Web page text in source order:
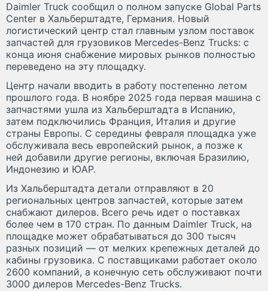
Daimler Truck сообщил о полном запуске Global Parts
Center в Хальберштадте, Германия. Новый
логистический центр стал главным узлом поставок
запчастей для грузовиков Mercedes-Benz Trucks: с
конца июня снабжение мировых рынков полностью
переведено на эту площадку.
Центр начали вводить в работу постепенно летом
прошлого года. В ноябре 2025 года первая машина с
запчастями ушла из Хальберштадта в Испанию,
затем подключились Франция, Италия и другие
страны Европы. С середины февраля площадка уже
обслуживала весь европейский рынок, а позже к
ней добавили другие регионы, включая Бразилию,
Индонезию и ЮАР.
Из Хальберштадта детали отправляют в 20
региональных центров запчастей, которые затем
снабжают дилеров. Всего речь идет о поставках
более чем в 170 стран. По данным Daimler Truck, на
площадке может обрабатываться до 300 тысяч
разных позиций — от мелких крепежных деталей до
кабины грузовика. С поставщиками работает около
2600 компаний, а конечную сеть обслуживают почти
3000 дилеров Mercedes-Benz Trucks.